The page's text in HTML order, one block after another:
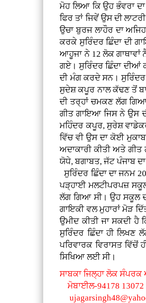
ਮੋਹ ਲਿਆ ਕਿ ਉਹ ਭੰਵਰਾ
ਫਿਰ ਤਾਂ ਜਿਵੇਂ ਉਸ ਦੀ
ਉਚਾ ਬੁਰਜ ਲਾਹੌਰ ਦਾ
ਕਰਕੇ ਸੁਰਿੰਦਰ ਛਿੰਦਾ ਦੀ
ਆਹੂਜਾ ਨੇ 12 ਲੋਕ ਗਾਥਾਵਾਂ
ਗਏ। ਸੁਰਿੰਦਰ ਛਿੰਦਾ ਦੀਆਂ
ਦੀ ਮੰਗ ਕਰਦੇ ਸਨ। ਸੁਰਿੰਦਰ
ਸੁਦੇਸ਼ ਕਪੂਰ ਨਾਲ ਕੱਢਣ ਤੋਂ
ਦੀ ਤਰ੍ਹਾਂ ਚਮਕਣ ਲੱਗ
ਗੀਤ ਗਾਇਆ ਜਿਸ ਨੇ ਉਸ
ਮਹਿੰਦਰ ਕਪੂਰ, ਸੁਰੇਸ਼
ਵਿੱਚ ਵੀ ਉਸ ਦਾ ਕੋਈ
ਅਦਾਕਾਰੀ ਕੀਤੀ ਅਤੇ
ਯੋਧੇ, ਬਗਾਬਤ, ਜੱਟ ਪੰਜਾਬ
ਸੁਰਿੰਦਰ ਛਿੰਦਾ ਦਾ ਜਨਮ
ਪੜ੍ਹਾਈ ਮਲਟੀਪਰਪਜ਼
ਲੱਗ ਗਿਆ ਸੀ। ਉਹ ਸਕੂਲ
ਗਾਇਕੀ ਵਲ ਮੁਹਾਰਾਂ ਮੋੜ
ਉਮੀਦ ਕੀਤੀ ਜਾ ਸਕਦੀ
ਸੁਰਿੰਦਰ ਛਿੰਦਾ ਹੀ
ਪਰਿਵਾਰਕ ਵਿਰਾਸਤ ਵਿੱਚੋਂ
ਸਿਖਿਆ ਲਈ ਸੀ।
ਸਾਬਕਾ ਜਿਲ੍ਹਾ ਲੋਕ ਸੰਪਰਕ
ਮੋਬਾਈਲ-94178 13072